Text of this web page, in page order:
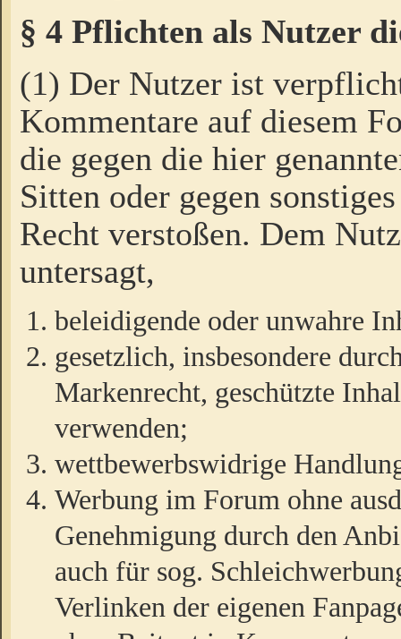
§ 4 Pflichten als Nutzer
(1) Der Nutzer ist
Kommentare auf diesem
die gegen die hier
Sitten oder gegen
Recht verstoßen. Dem
untersagt,
beleidigende oder unwahre
gesetzlich, insbesondere
Markenrecht, geschützte
verwenden;
wettbewerbswidrige
Werbung im Forum ohne
Genehmigung durch den
auch für sog.
Verlinken der eigenen